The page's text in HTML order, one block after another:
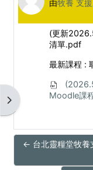
開啟區塊抽屜
由牧養 支
(更新
清單.pdf
最新課程 :
Moodle課
← 台北靈糧堂牧養